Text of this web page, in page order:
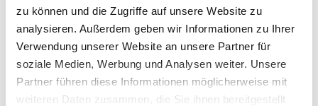
zu können und die Zugriffe auf unsere Website zu
analysieren. Außerdem geben wir Informationen zu Ihrer
Verwendung unserer Website an unsere Partner für
soziale Medien, Werbung und Analysen weiter. Unsere
Partner führen diese Informationen möglicherweise mit
weiteren Daten zusammen, die Sie ihnen bereitgestellt
Neuroimmunologen und Neuropathologen aus Münster
und München haben entdeckt, was genau im Körper bei…